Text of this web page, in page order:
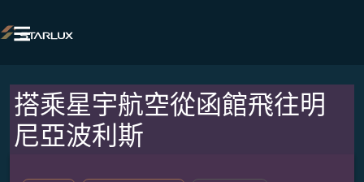

搭乘星宇航空從函館飛往明
尼亞波利斯